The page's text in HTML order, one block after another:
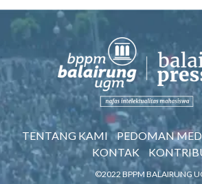
TENTANG KAMI PEDOMAN
KONTAK
©2022 BPPM BALAIRUNG